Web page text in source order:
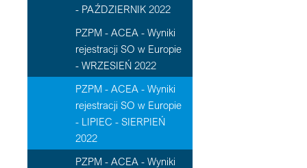
- PAŹDZIERNIK 2022
PZPM - ACEA - Wyniki
rejestracji SO w Europie
- WRZESIEŃ 2022
PZPM - ACEA - Wyniki
rejestracji SO w Europie
- LIPIEC - SIERPIEŃ
2022
PZPM - ACEA - Wyniki